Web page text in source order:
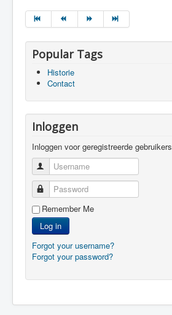
Popular Tags
Historie
Contact
Inloggen
Inloggen voor geregistreerde gebruikers
Username
Password
Remember Me
Log in
Forgot your username?
Forgot your password?